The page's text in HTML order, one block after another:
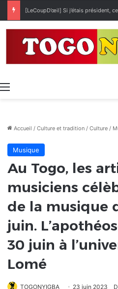
[LeCoupD’œil] Si j’étais président,
Menu
Accueil / Culture et tradition / Culture /
Musique
Au Togo, les
musiciens
de la musique
juin.
30 juin à
Lomé
TOGONYIGBA 23 juin 2023